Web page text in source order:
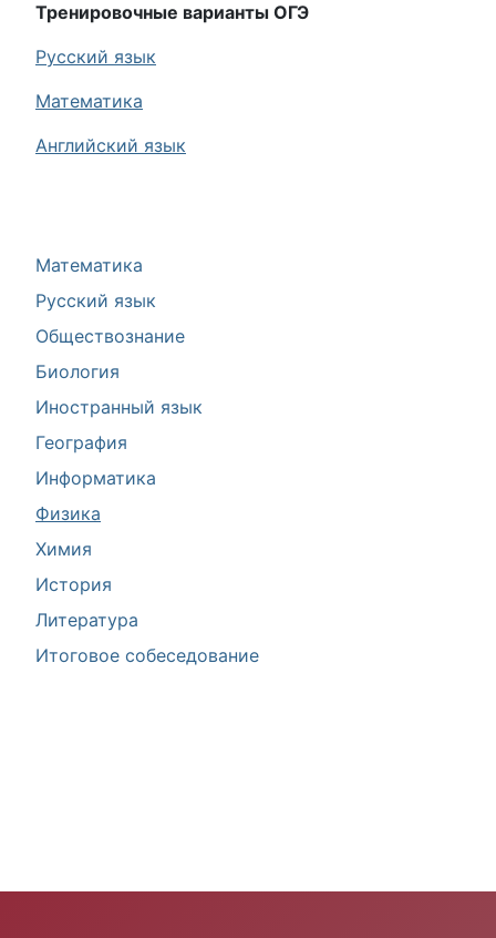
Математика
Русский язык
Обществознание
Биология
Иностранный язык
География
Информатика
Физика
Химия
История
Литература
Итоговое собеседование
Тренировочные варианты ОГЭ
Русский язык
Математика
Английский язык